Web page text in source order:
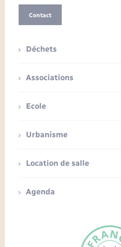
Contact
Déchets
Associations
Ecole
Urbanisme
Location de salle
Agenda